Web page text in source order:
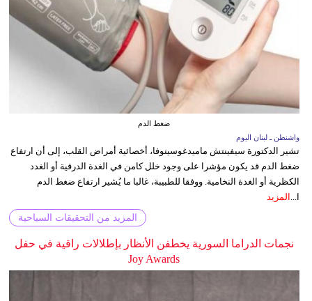
ضغط الدم
واشنطن ـ لبنان اليوم
تشير الدكتورة سيفينتش ماميدغوسينوفا، أخصائية أمراض القلب، إلى أن ارتفاع
ضغط الدم قد يكون مؤشرا على وجود خلل كامن في الغدة الدرقية أو الغدد
الكظرية أو الغدة النخامية. ووفقا للطبيبة، غالبا ما يُشير ارتفاع ضغط الدم
ا... المزيد
المزيد من التحقيقات السياحية
نجمات الدراما السورية يخطفن الأنظار بإطلالات راقية في حفل
Joy Awards